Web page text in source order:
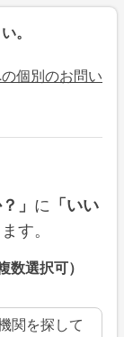
。
個別のお問い
」 に 「いい
す。
選択可）
関を探して